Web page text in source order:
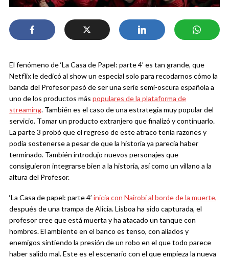
El fenómeno de ‘La Casa de Papel: parte 4’ es tan grande, que
Netflix le dedicó al show un especial solo para recodarnos cómo la
banda del Profesor pasó de ser una serie semi-oscura española a
uno de los productos más populares de la plataforma de
streaming. También es el caso de una estrategia muy popular del
servicio. Tomar un producto extranjero que finalizó y continuarlo.
La parte 3 probó que el regreso de este atraco tenía razones y
podía sostenerse a pesar de que la historia ya parecía haber
terminado. También introdujo nuevos personajes que
consiguieron integrarse bien a la historia, así como un villano a la
altura del Profesor.
‘La Casa de papel: parte 4’ inicia con Nairobi al borde de la muerte,
después de una trampa de Alicia. Lisboa ha sido capturada, el
profesor cree que está muerta y ha atacado un tanque con
hombres. El ambiente en el banco es tenso, con aliados y
enemigos sintiendo la presión de un robo en el que todo parece
haber salido mal. Este es el escenario con el que empieza la nueva